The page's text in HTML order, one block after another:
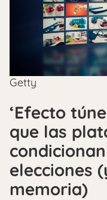
Getty
‘Efecto
que las
elecciones
memoria)